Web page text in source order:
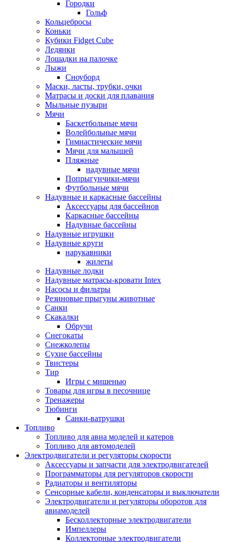
Городки
Гольф
Кольцебросы
Коньки
Кубики Fidget Cube
Ледянки
Лошадки на палочке
Лыжи
Сноуборд
Маски, ласты, трубки, очки
Матрасы и доски для плавания
Мыльные пузыри
Мячи
Баскетбольные мячи
Волейбольные мячи
Гимнастические мячи
Мячи для малышей
Пляжные
надувные мячи
Попрыгунчики-мячи
Футбольные мячи
Надувные и каркасные бассейны
Аксессуары для бассейнов
Каркасные бассейны
Надувные бассейны
Надувные игрушки
Надувные круги
нарукавники
жилеты
Надувные лодки
Надувные матрасы-кровати Intex
Насосы и фильтры
Резиновые прыгуны животные
Санки
Скакалки
Обручи
Снегокаты
Снежколепы
Сухие бассейны
Твистеры
Тир
Игры с мишенью
Товары для игры в песочнице
Тренажеры
Тюбинги
Санки-ватрушки
Топливо
Топливо для авиа моделей и катеров
Топливо для автомоделей
Электродвигатели и регуляторы скорости
Аксессуары и запчасти для электродвигателей
Программаторы для регуляторов скорости
Радиаторы и вентиляторы
Сенсорные кабели, конденсаторы и выключатели
Электродвигатели и регуляторы оборотов для
авиамоделей
Бесколлекторные электродвигатели
Импеллеры
Коллекторные электродвигатели